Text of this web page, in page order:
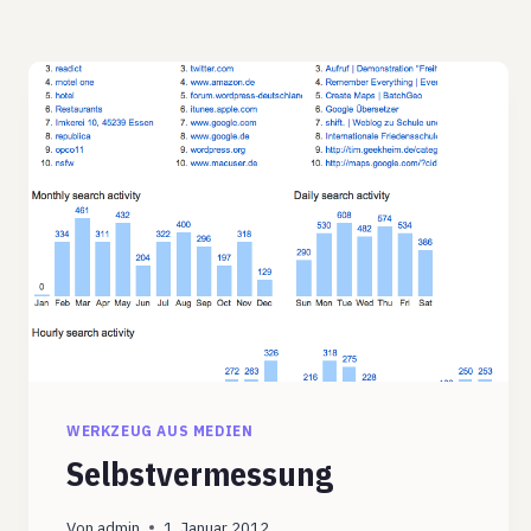
WERKZEUG AUS MEDIEN
Selbstvermessung